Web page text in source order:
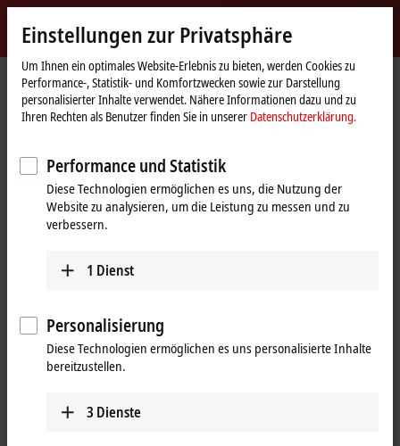
Beckhoff
-
New
Automation
Technology
myBeckhoff
StartseiteProdukte I/O EtherCAT Box
EPPxxxx | Industriegehäuse
EPP3xxx | EtherCAT P-Box, Analog-
Eingang
20 mA und 4 bis 20 mA. Es werden aber auch viele weitere in der
Industrie eingesetzte Spannungs- und Stromsignale unterstützt und
vorverarbeitet. Neben fest eingestellten Kanälen sind auch
Spannungsmessung gewählt werden kann. Auch galvanisch
getrennte Varianten sind Teil des Portfolios. Die EPP43xx-Module
Einstellungen zur Privatsphäre
Um Ihnen ein optimales Website-Erlebnis zu bieten, werden Cookies zu
Performance-, Statistik- und Komfortzwecken sowie zur Darstellung
personalisierter Inhalte verwendet. Nähere Informationen dazu und zu
Ihren Rechten als Benutzer finden Sie in unserer Datenschutzerklärung.
Performance und Statistik
Diese Technologien ermöglichen es uns, die Nutzung der
Website zu analysieren, um die Leistung zu messen und zu
verbessern.
1 Dienst
Personalisierung
Diese Technologien ermöglichen es uns personalisierte Inhalte
bereitzustellen.
3 Dienste